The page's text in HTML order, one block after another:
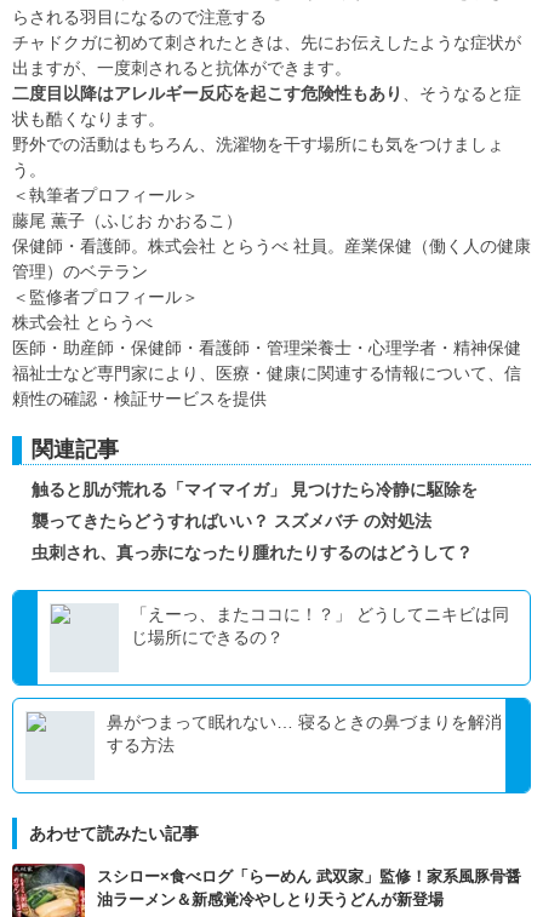
らされる羽目になるので注意する
チャドクガに初めて刺されたときは、先にお伝えしたような症状が
出ますが、一度刺されると抗体ができます。
二度目以降はアレルギー反応を起こす危険性もあり
、そうなると症
状も酷くなります。
野外での活動はもちろん、洗濯物を干す場所にも気をつけましょ
う。
＜執筆者プロフィール＞
藤尾 薫子（ふじお かおるこ）
保健師・看護師。株式会社 とらうべ 社員。産業保健（働く人の健康
管理）のベテラン
＜監修者プロフィール＞
株式会社 とらうべ
医師・助産師・保健師・看護師・管理栄養士・心理学者・精神保健
福祉士など専門家により、医療・健康に関連する情報について、信
頼性の確認・検証サービスを提供
関連記事
触ると肌が荒れる「マイマイガ」 見つけたら冷静に駆除を
襲ってきたらどうすればいい？ スズメバチ の対処法
虫刺され、真っ赤になったり腫れたりするのはどうして？
「えーっ、またココに！？」 どうしてニキビは同
じ場所にできるの？
鼻がつまって眠れない… 寝るときの鼻づまりを解消
する方法
あわせて読みたい記事
スシロー×食べログ「らーめん 武双家」監修！家系風豚骨醤
油ラーメン＆新感覚冷やしとり天うどんが新登場